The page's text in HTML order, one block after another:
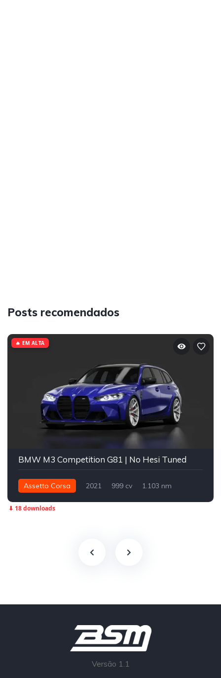
Posts recomendados
BMW M3 Competition G81 | No Hesi Tuned
Assetto Corsa 2021 999 cv
1.103 nm
🔥 EM ALTA
⬇ 18 downloads
Versão 1.1